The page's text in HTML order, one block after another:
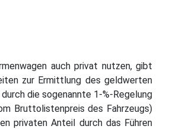
auch privat nutzen, gibt
zur Ermittlung des geldwerten
die sogenannte 1-%-Regelung
Bruttolistenpreis des Fahrzeugs)
privaten Anteil durch das Führen